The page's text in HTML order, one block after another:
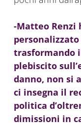
-Matteo Renzi
trasformando
plebiscito
danno, non si
ci insegna il
politica
dimissioni in